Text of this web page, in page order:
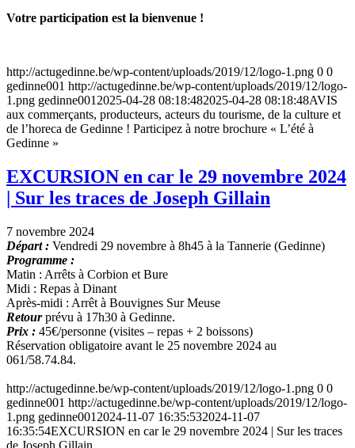
Votre participation est la bienvenue !
http://actugedinne.be/wp-content/uploads/2019/12/logo-1.png 0 0
gedinne001 http://actugedinne.be/wp-content/uploads/2019/12/logo-
1.png gedinne001 2025-04-28 08:18:482025-04-28 08:18:48AVIS
aux commerçants, producteurs, acteurs du tourisme, de la culture et
de l’horeca de Gedinne ! Participez à notre brochure « L’été à
Gedinne »
EXCURSION en car le 29 novembre 2024
| Sur les traces de Joseph Gillain
7 novembre 2024
Départ : Vendredi 29 novembre à 8h45 à la Tannerie (Gedinne)
Programme :
Matin : Arrêts à Corbion et Bure
Midi : Repas à Dinant
Après-midi : Arrêt à Bouvignes Sur Meuse
Retour prévu à 17h30 à Gedinne.
Prix : 45€/personne (visites – repas + 2 boissons)
Réservation obligatoire avant le 25 novembre 2024 au
061/58.74.84.
http://actugedinne.be/wp-content/uploads/2019/12/logo-1.png 0 0
gedinne001 http://actugedinne.be/wp-content/uploads/2019/12/logo-
1.png gedinne001 2024-11-07 16:35:532024-11-07
16:35:54EXCURSION en car le 29 novembre 2024 | Sur les traces
de Joseph Gillain